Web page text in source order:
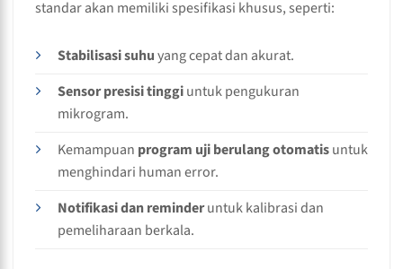
standar akan memiliki spesifikasi khusus, seperti:
Stabilisasi suhuyang cepat dan akurat.
Sensor presisi tinggiuntuk pengukuran
mikrogram.
Kemampuan program uji berulang otomatisuntuk
menghindari human error.
Notifikasi dan reminderuntuk kalibrasi dan
pemeliharaan berkala.